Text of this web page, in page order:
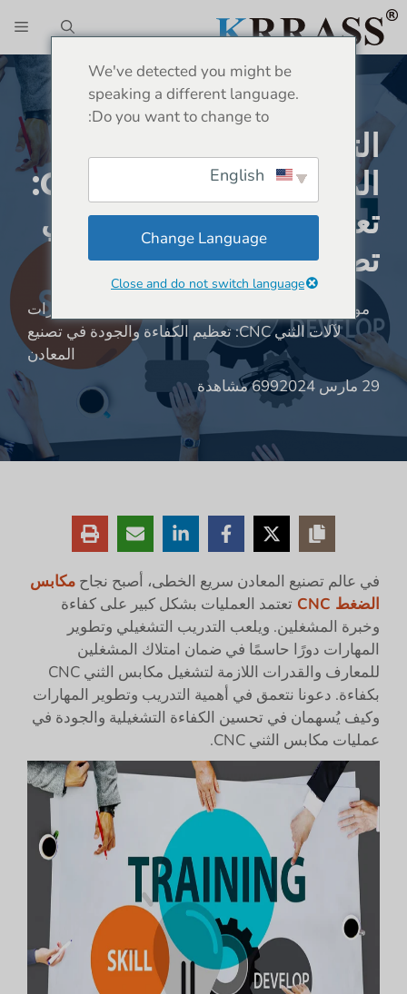
انتقل
المحتوى
التدريب التشغيلي وتطوير
المهارات لآلات الثني CNC:
تعظيم الكفاءة والجودة في
تصنيع المعادن
موقع:
التدريب التشغيلي وتطوير المهارات
لآلات الثني CNC: تعظيم الكفاءة والجودة في تصنيع
المعادن
29 مارس 2024
699 مشاهدة
في عالم تصنيع المعادن سريع الخطى، أصبح نجاح مكابس
الضغط CNC
تعتمد العمليات بشكل كبير على كفاءة
وخبرة المشغلين. ويلعب التدريب التشغيلي وتطوير
المهارات دورًا حاسمًا في ضمان امتلاك المشغلين
للمعارف والقدرات اللازمة لتشغيل مكابس الثني CNC
بكفاءة. دعونا نتعمق في أهمية التدريب وتطوير المهارات
وكيف يُسهمان في تحسين الكفاءة التشغيلية والجودة في
عمليات مكابس الثني CNC.
We've detected you might be
speaking a different language.
Do you want to change to:
Change Language
Close and do not switch language